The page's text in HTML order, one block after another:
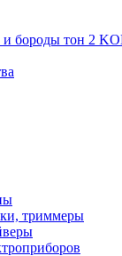
и бороды тон 2
триммеры